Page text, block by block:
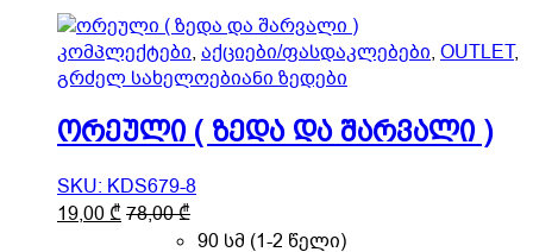
კომპლექტები, აქციები/ფასდაკლებები, OUTLET,
გრძელ სახელოებიანი ზედები
ორეული ( ზედა და შარვალი )
SKU: KDS679-8
19,00₾78,00₾This
product
90 სმ (1-2 წელი)